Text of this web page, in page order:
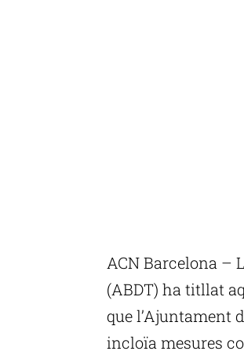
ACN Barcelona –
(ABDT) ha titllat
que l’Ajuntament
incloïa mesures